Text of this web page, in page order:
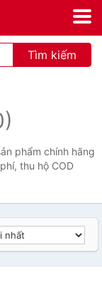
Tìm kiếm
phẩm chính hãng
thu hộ COD